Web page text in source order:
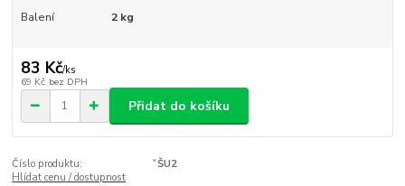
Balení
2 kg
83 Kč/ks
69 Kč bez DPH
Přidat do košíku
Číslo produktu:
ˇŠU2
Hlídat cenu / dostupnost